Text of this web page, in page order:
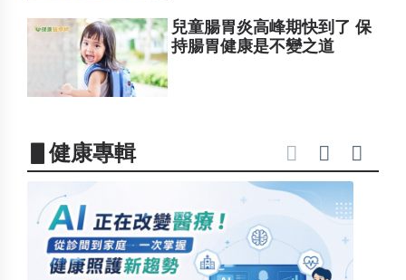
兒童腸胃炎高峰期快到了 保
持腸胃健康是不變之道
▋健康專輯